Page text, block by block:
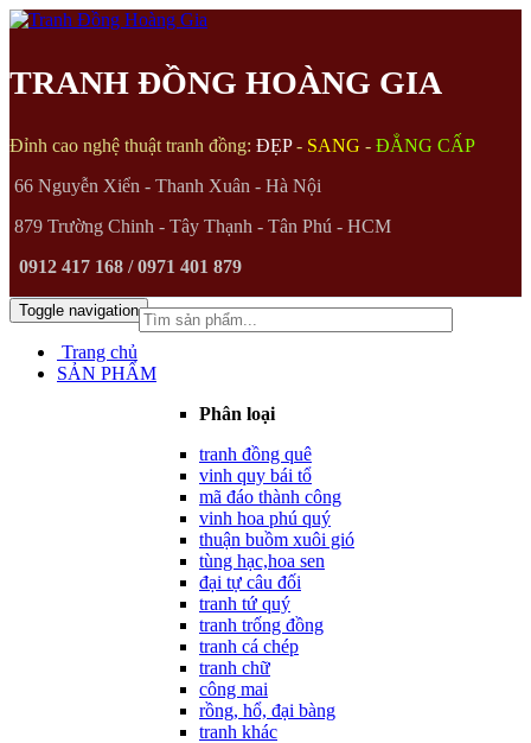
TRANH ĐỒNG HOÀNG GIA
Đỉnh cao nghệ thuật tranh đồng: ĐẸP- SANG - ĐẲNG CẤP
66 Nguyễn Xiển - Thanh Xuân - Hà Nội
879 Trường Chinh - Tây Thạnh - Tân Phú - HCM
0912 417 168 / 0971 401 879
Toggle navigation
Trang chủ
SẢN PHẨM
Phân loại
tranh đồng quê
vinh quy bái tổ
mã đáo thành công
vinh hoa phú quý
thuận buồm xuôi gió
tùng hạc,hoa sen
đại tự câu đối
tranh tứ quý
tranh trống đồng
tranh cá chép
tranh chữ
công mai
rồng, hổ, đại bàng
tranh khác